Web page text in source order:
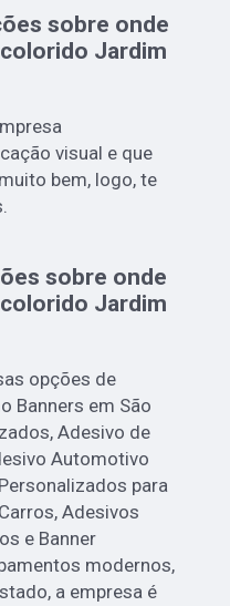
sobre onde
Jardim
visual e que
bem, logo, te
sobre onde
Jardim
opções de
Banners em São
Adesivo de
Automotivo
para
Adesivos
e Banner
modernos,
a empresa é